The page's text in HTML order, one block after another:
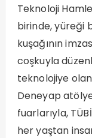
Teknoloji
birinde, yüreği
kuşağının
coşkuyla
teknolojiye
Deneyap
fuarlarıyla,
her yaştan